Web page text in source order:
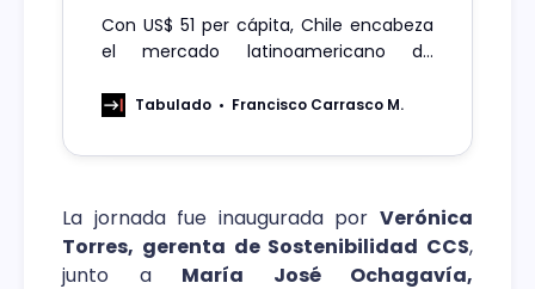
Con US$ 51 per cápita, Chile encabeza
el mercado latinoamericano de
economías más grandes como Brasil y
Tabulado Francisco Carrasco M.
La jornada fue inaugurada por Verónica
Torres, gerenta de Sostenibilidad CCS,
junto a María José Ochagavía,